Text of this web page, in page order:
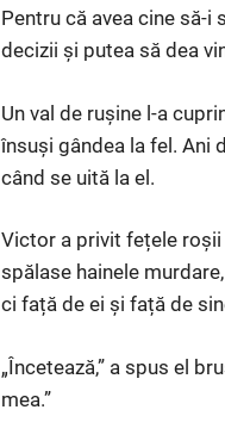
Pentru că avea cine să-i
decizii și putea să dea
Un val de rușine l-a
însuși gândea la fel. Ani
când se uită la el.
Victor a privit fețele roșii
spălase hainele
ci față de ei și față de
„Încetează,” a spus el
mea.”